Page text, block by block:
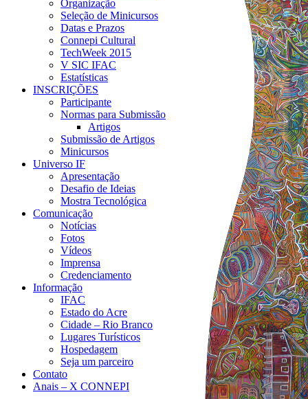
Organização
Seleção de Minicursos
Datas e Prazos
Connepi Cultural
TechWeek 2015
V SIC IFAC
Estatísticas
INSCRIÇÕES
Participante
Normas para Submissão
Artigos
Submissão de Artigos
Minicursos
Universo IF
Apresentação
Desafio de Ideias
Mostra Tecnológica
Comunicação
Notícias
Fotos
Vídeos
Imprensa
Credenciamento
Informação
IFAC
Estado do Acre
Cidade – Rio Branco
Lugares Turísticos
Hospedagem
Seja um parceiro
Contato
Anais – X CONNEPI